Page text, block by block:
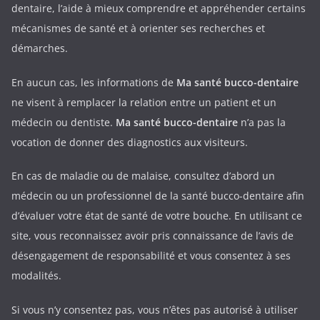
dentaire, l’aide à mieux comprendre et appréhender certains
mécanismes de santé et à orienter ses recherches et
démarches.
En aucun cas, les informations de Ma santé bucco-dentaire
ne visent à remplacer la relation entre un patient et un
médecin ou dentiste. Ma santé bucco-dentaire n’a pas la
vocation de donner des diagnostics aux visiteurs.
En cas de maladie ou de malaise, consultez d’abord un
médecin ou un professionnel de la santé bucco-dentaire afin
d’évaluer votre état de santé de votre bouche. En utilisant ce
site, vous reconnaissez avoir pris connaissance de l’avis de
désengagement de responsabilité et vous consentez à ses
modalités.
Si vous n’y consentez pas, vous n’êtes pas autorisé à utiliser